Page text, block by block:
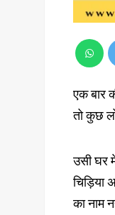
एक बार
तो कुछ
उसी घर
चिड़िया
का नाम